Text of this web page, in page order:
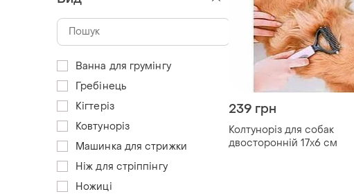
239 грн
Колтуноріз для собак
двосторонній 17х6 см
Ванна для грумінгу
Гребінець
Кігтеріз
Ковтуноріз
Машинка для стрижки
Ніж для стріппінгу
Ножиці